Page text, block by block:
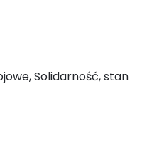
Solidarność, stan